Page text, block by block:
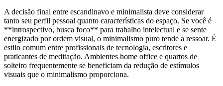
A decisão final entre escandinavo e minimalista deve considerar
tanto seu perfil pessoal quanto características do espaço. Se você é
**introspectivo, busca foco** para trabalho intelectual e se sente
energizado por ordem visual, o minimalismo puro tende a ressoar. É
estilo comum entre profissionais de tecnologia, escritores e
praticantes de meditação. Ambientes home office e quartos de
solteiro frequentemente se beneficiam da redução de estímulos
visuais que o minimalismo proporciona.